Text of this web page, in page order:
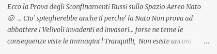
Ecco la Prova degli Sconfinamenti Russi sullo Spazio Aereo Nato
😛 ... Cio' spiegherebbe anche il perche' la Nato Non prova ad
abbattere i Velivoli invadenti ed invasori... forse ne teme le
conseguenze viste le immagini ! Tranquilli, Non esiste ancora